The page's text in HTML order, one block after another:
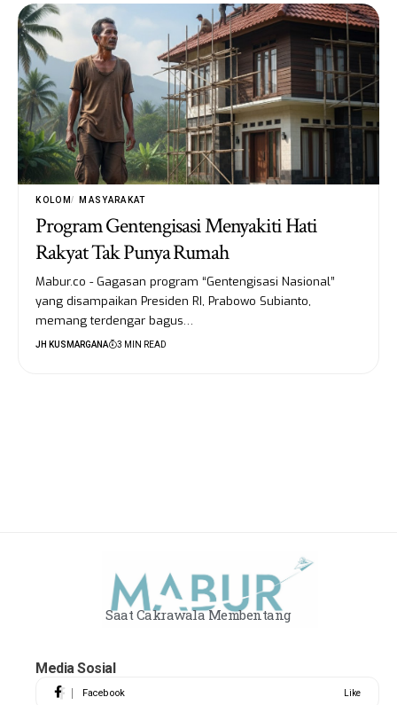
KOLOM MASYARAKAT
Program Gentengisasi Menyakiti Hati
Rakyat Tak Punya Rumah
Mabur.co - Gagasan program “Gentengisasi Nasional”
yang disampaikan Presiden RI, Prabowo Subianto,
memang terdengar bagus…
JH KUSMARGANA 3 MIN READ
Saat Cakrawala Membentang
Media Sosial
Facebook Like